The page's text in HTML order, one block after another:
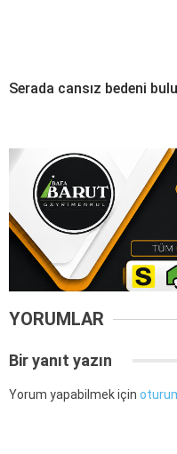
Serada cansız bedeni
YORUMLAR
Bir yanıt yazın
Yorum yapabilmek için